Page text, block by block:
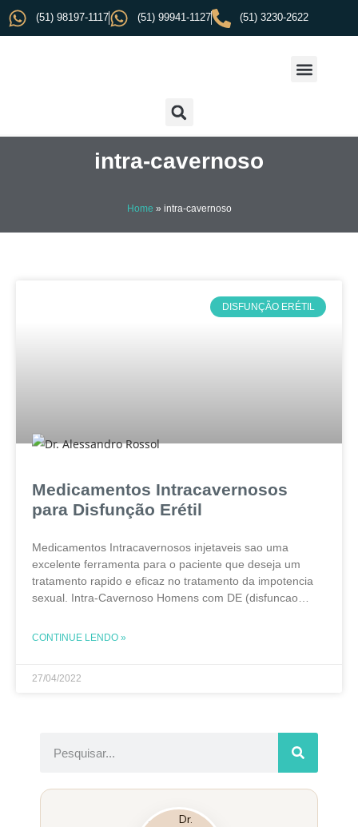
(51) 98197-1117 (51) 99941-1127 (51) 3230-2622
intra-cavernoso
Home » intra-cavernoso
DISFUNÇÃO ERÉTIL
Medicamentos Intracavernosos
para Disfunção Erétil
Medicamentos Intracavernosos injetaveis sao uma
excelente ferramenta para o paciente que deseja um
tratamento rapido e eficaz no tratamento da impotencia
sexual. Intra-Cavernoso Homens com DE (disfuncao
tratamento das injeções intracavernosas (ICI),
CONTINUE LENDO »
27/04/2022